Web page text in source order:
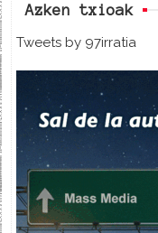
Azken txioak
Tweets by 97irratia